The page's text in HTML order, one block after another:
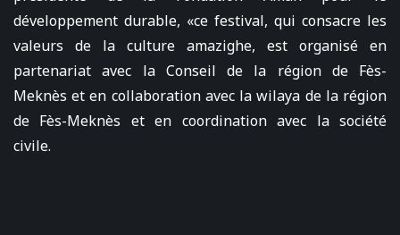
développement durable, «ce festival, qui consacre les
valeurs de la culture amazighe, est organisé en
partenariat avec la Conseil de la région de Fès-
Meknès et en collaboration avec la wilaya de la région
de Fès-Meknès et en coordination avec la société
civile.